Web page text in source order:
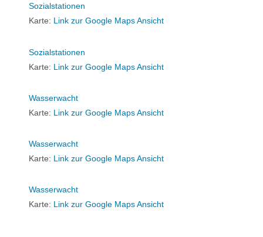
Sozialstationen
Karte: Link zur Google Maps Ansicht
Sozialstationen
Karte: Link zur Google Maps Ansicht
Wasserwacht
Karte: Link zur Google Maps Ansicht
Wasserwacht
Karte: Link zur Google Maps Ansicht
Wasserwacht
Karte: Link zur Google Maps Ansicht